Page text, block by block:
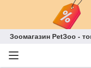
Зоомагазин PetЗoo -